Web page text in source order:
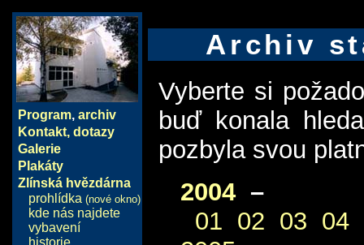
Program, archiv
Kontakt, dotazy
Galerie
Plakáty
Zlínská hvězdárna
prohlídka (nové okno)
kde nás najdete
vybavení
historie
Archiv
Vyberte si
buď konala
pozbyla svou
2004 –
01 02 03 04